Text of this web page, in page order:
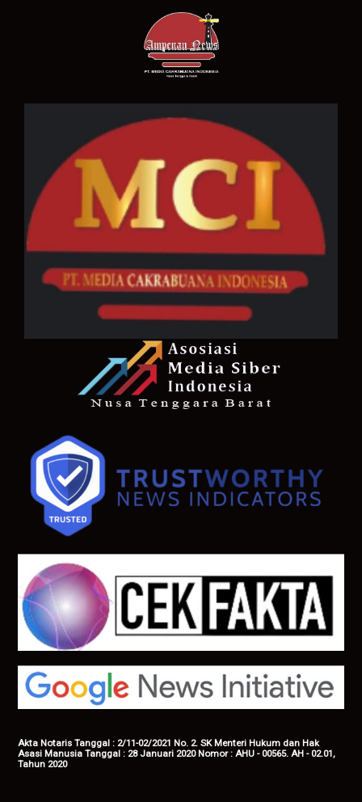
Akta Notaris Tanggal : 2/11-02/2021 No. 2. SK Menteri Hukum dan Hak
Asasi Manusia Tanggal : 28 Januari 2020 Nomor : AHU - 00565. AH - 02.01,
Tahun 2020